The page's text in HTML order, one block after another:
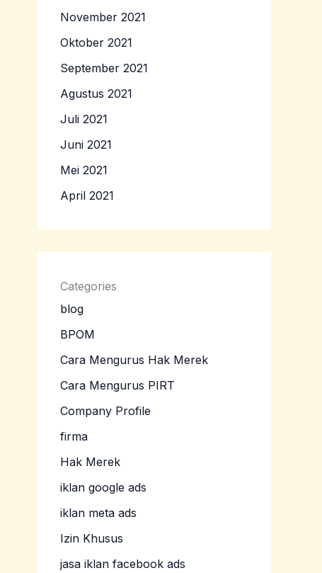
November 2021
Oktober 2021
September 2021
Agustus 2021
Juli 2021
Juni 2021
Mei 2021
April 2021
Categories
blog
BPOM
Cara Mengurus Hak Merek
Cara Mengurus PIRT
Company Profile
firma
Hak Merek
iklan google ads
iklan meta ads
Izin Khusus
jasa iklan facebook ads